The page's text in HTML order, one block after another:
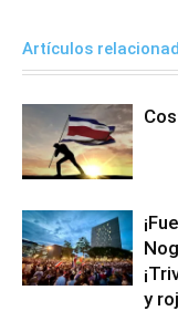
Artículos
y